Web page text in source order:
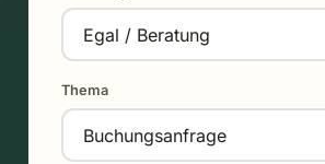
Thema